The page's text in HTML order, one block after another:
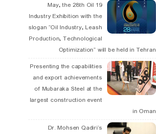
19 May, the 28th Oil
Industry Exhibition with the
slogan “Oil Industry, Leash
Production, Technological
Optimization” will be held in Tehran
Presenting the capabilities
and export achievements
of Mubaraka Steel at the
largest construction event
in Oman
Dr. Mohsen Qadiri’s